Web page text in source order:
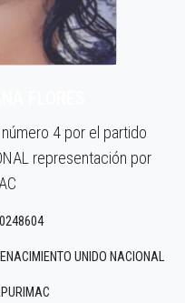
4 por el partido
representación por
UNIDO NACIONAL